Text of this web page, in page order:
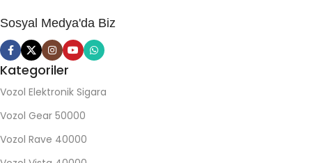
Sosyal Medya'da Biz
Kategoriler
Vozol Elektronik Sigara
Vozol Gear 50000
Vozol Rave 40000